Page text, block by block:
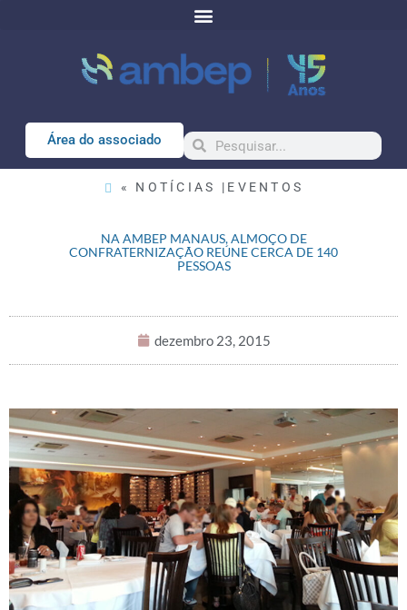
Área do associado
« NOTÍCIAS | EVENTOS
NA AMBEP MANAUS, ALMOÇO DE
CONFRATERNIZAÇÃO REÚNE CERCA DE 140
PESSOAS
dezembro 23, 2015